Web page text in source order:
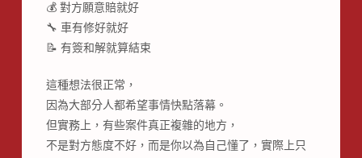
💰 對方願意賠就好
🔧 車有修好就好
📝 有簽和解就算結束
這種想法很正常，
因為大部分人都希望事情快點落幕。
但實務上，有些案件真正複雜的地方，
不是對方態度不好，而是你以為自己懂了，實際上只